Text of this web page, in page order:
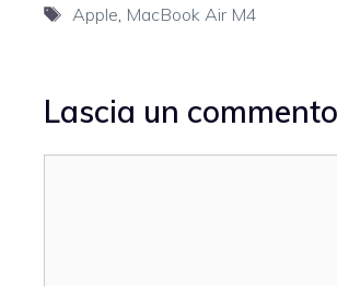
Tag
Apple MacBook Air M4
Lascia un commento